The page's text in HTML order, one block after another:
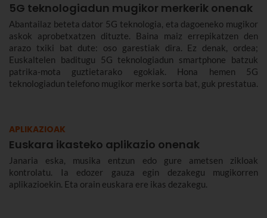
5G teknologiadun mugikor merkerik onenak
Abantailaz beteta dator 5G teknologia, eta dagoeneko mugikor
askok aprobetxatzen dituzte. Baina maiz errepikatzen den
arazo txiki bat dute: oso garestiak dira. Ez denak, ordea;
Euskaltelen baditugu 5G teknologiadun smartphone batzuk
patrika-mota guztietarako egokiak. Hona hemen 5G
teknologiadun telefono mugikor merke sorta bat, guk prestatua.
APLIKAZIOAK
Euskara ikasteko aplikazio onenak
Janaria eska, musika entzun edo gure ametsen zikloak
kontrolatu. Ia edozer gauza egin dezakegu mugikorren
aplikazioekin. Eta orain euskara ere ikas dezakegu.